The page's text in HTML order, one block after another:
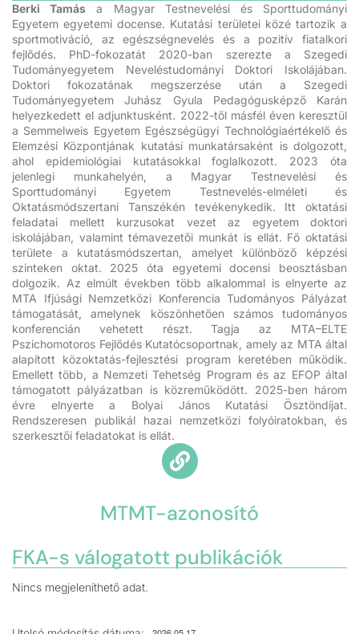
Berki Tamás a Magyar Testnevelési és Sporttudományi
Egyetem egyetemi docense. Kutatási területei közé tartozik a
sportmotiváció, az egészségnevelés és a pozitív fiatalkori
fejlődés. PhD-fokozatát 2020-ban szerezte a Szegedi
Tudományegyetem Neveléstudományi Doktori Iskolájában.
Doktori fokozatának megszerzése után a Szegedi
Tudományegyetem Juhász Gyula Pedagógusképző Karán
helyezkedett el adjunktusként. 2022-től másfél éven keresztül
a Semmelweis Egyetem Egészségügyi Technológiaértékelő és
Elemzési Központjának kutatási munkatársaként is dolgozott,
ahol epidemiológiai kutatásokkal foglalkozott. 2023 óta
jelenlegi munkahelyén, a Magyar Testnevelési és
Sporttudományi Egyetem Testnevelés-elméleti és
Oktatásmódszertani Tanszékén tevékenykedik. Itt oktatási
feladatai mellett kurzusokat vezet az egyetem doktori
iskolájában, valamint témavezetői munkát is ellát. Fő oktatási
területe a kutatásmódszertan, amelyet különböző képzési
szinteken oktat. 2025 óta egyetemi docensi beosztásban
dolgozik. Az elmúlt években több alkalommal is elnyerte az
MTA Ifjúsági Nemzetközi Konferencia Tudományos Pályázat
támogatását, amelynek köszönhetően számos tudományos
konferencián vehetett részt. Tagja az MTA–ELTE
Pszichomotoros Fejlődés Kutatócsoportnak, amely az MTA által
alapított közoktatás-fejlesztési program keretében működik.
Emellett több, a Nemzeti Tehetség Program és az EFOP által
támogatott pályázatban is közreműködött. 2025-ben három
évre elnyerte a Bolyai János Kutatási Ösztöndíjat.
Rendszeresen publikál hazai nemzetközi folyóiratokban, és
szerkesztői feladatokat is ellát.
MTMT-azonosító
FKA-s válogatott publikációk
Nincs megjeleníthető adat.